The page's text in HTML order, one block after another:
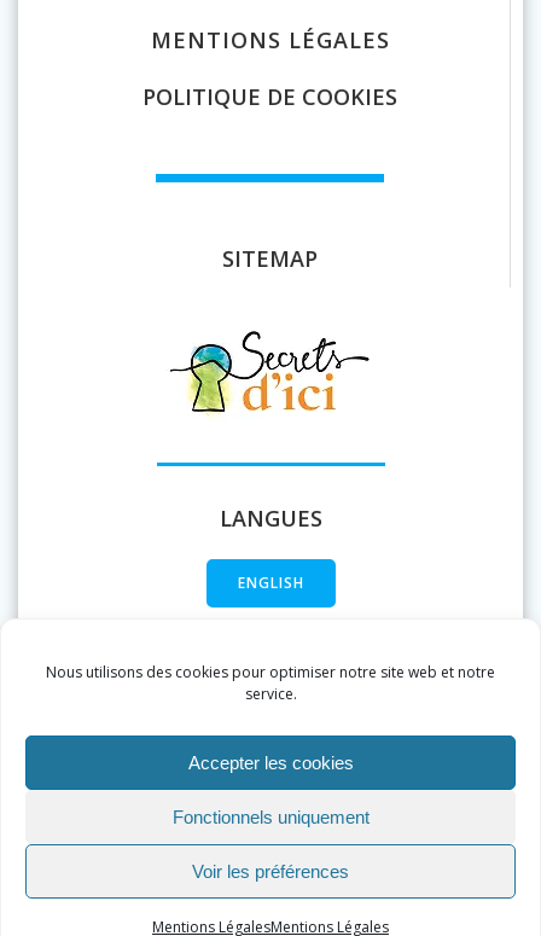
Nous utilisons des cookies pour optimiser notre site web et notre
service.
Accepter les cookies
Fonctionnels uniquement
Voir les préférences
Mentions LégalesMentions Légales
MENTIONS LÉGALES
POLITIQUE DE COOKIES
SITEMAP
LANGUES
ENGLISH